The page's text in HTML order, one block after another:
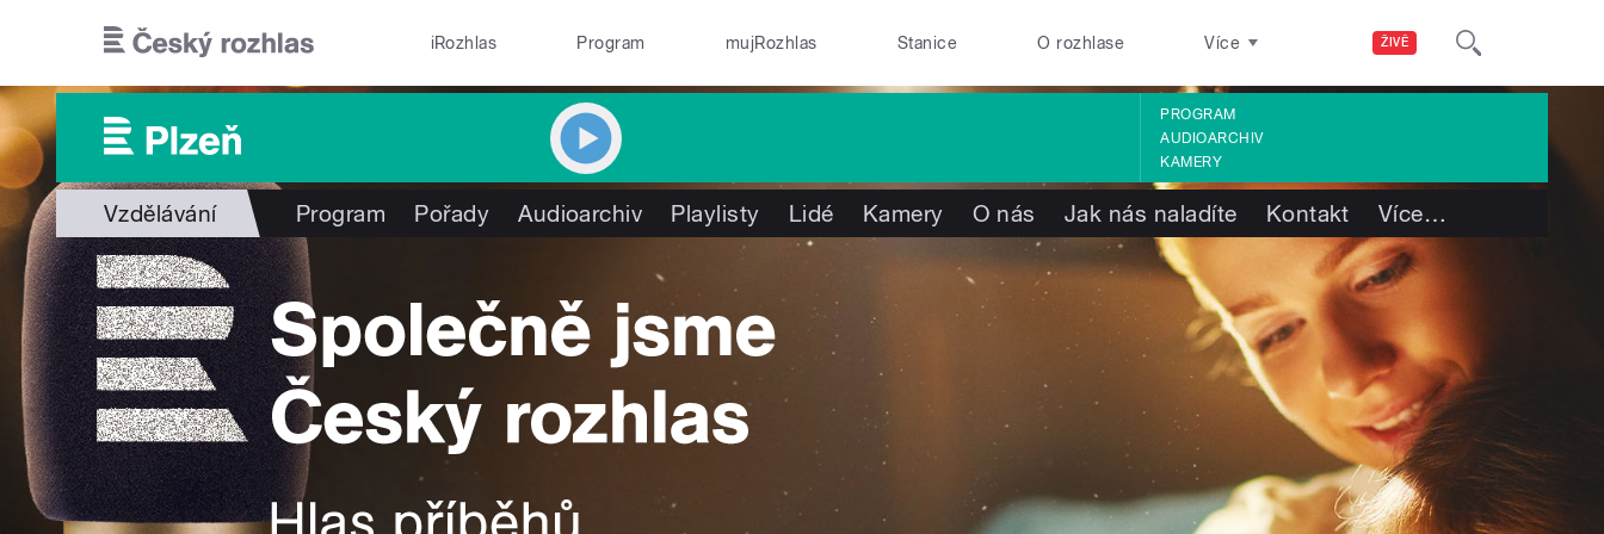
ŽIVĚ
iRozhlas Program mujRozhlas Stanice O rozhlase Více
PROGRAM
AUDIOARCHIV
KAMERY
Vzdělávání Program Pořady Audioarchiv Playlisty Lidé Kamery O nás Jak nás naladíte Kontakt Více…